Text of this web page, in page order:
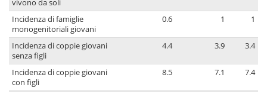
vivono da soli
Incidenza di famiglie
monogenitoriali giovani
0.6 1 1
Incidenza di coppie giovani
senza figli
4.4 3.9 3.4
Incidenza di coppie giovani
con figli
8.5 7.1 7.4